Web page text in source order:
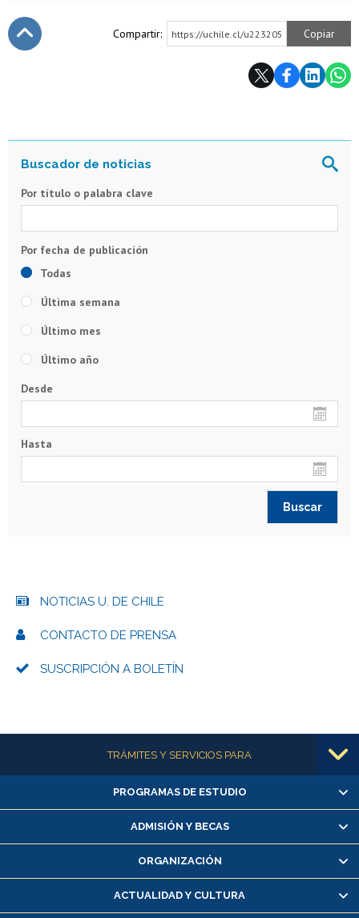
Compartir: https://uchile.cl/u223205 Copiar
Por título o palabra clave
Todas
Última semana
Último mes
Último año
Desde
Hasta
NOTICIAS U. DE CHILE
CONTACTO DE PRENSA
SUSCRIPCIÓN A BOLETÍN
Más informaciónTRÁMITES Y SERVICIOS PARA
Alumnas/os y exalumnas/os
Matrícula en línea
Inscripción y cambio de asignaturas
Consulta y certificado de notas
Servicio médico y dental
PROGRAMAS DE ESTUDIO
ADMISIÓN Y BECAS
ORGANIZACIÓN
ACTUALIDAD Y CULTURA